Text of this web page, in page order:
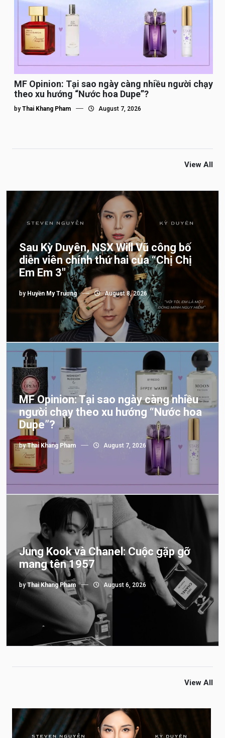
MF Opinion: Tại sao ngày càng nhiều người chạy
theo xu hướng “Nước hoa Dupe”?
by Thai Khang Pham August 7, 2026
View All
Sau Kỳ Duyên, NSX Will Vũ công bố
diễn viên chính thứ hai của “Chị Chị
Em Em 3″
by Huyền My Trương August 8, 2026
MF Opinion: Tại sao ngày càng nhiều
người chạy theo xu hướng “Nước hoa
Dupe”?
byThai Khang Pham August 7, 2026
Jung Kook và Chanel: Cuộc gặp gỡ
mang tên 1957
byThai Khang Pham August 6, 2026
View All